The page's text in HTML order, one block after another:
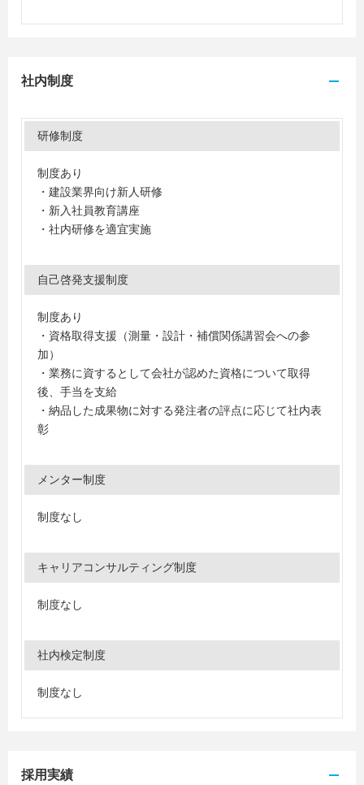
社内制度
研修制度
制度あり
・建設業界向け新人研修
・新入社員教育講座
・社内研修を適宜実施
自己啓発支援制度
制度あり
・資格取得支援（測量・設計・補償関係講習会への参
加）
・業務に資するとして会社が認めた資格について取得
後、手当を支給
・納品した成果物に対する発注者の評点に応じて社内表
彰
メンター制度
制度なし
キャリアコンサルティング制度
制度なし
社内検定制度
制度なし
採用実績